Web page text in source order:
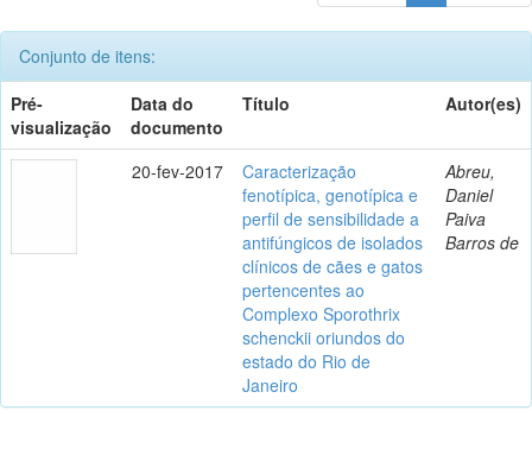
Conjunto de itens:
Pré-
visualização
Data do
documento
Título Autor(es)
20-fev-2017
Caracterização
fenotípica, genotípica e
perfil de sensibilidade a
antifúngicos de isolados
clínicos de cães e gatos
pertencentes ao
Complexo Sporothrix
schenckii oriundos do
estado do Rio de
Janeiro
Abreu,
Daniel
Paiva
Barros de